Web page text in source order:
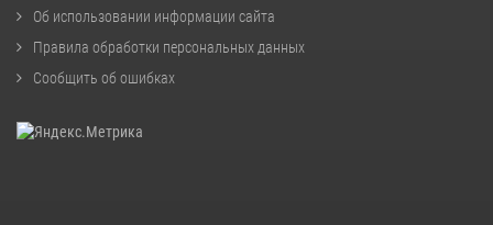
Об использовании информации сайта
Правила обработки персональных данных
Сообщить об ошибках